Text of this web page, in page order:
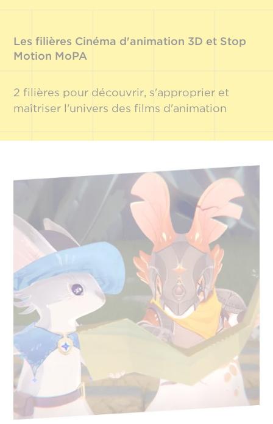
Les filières Cinéma d'animation 3D et Stop
Motion MoPA
2 filières pour découvrir, s'approprier et
maîtriser l'univers des films d'animation